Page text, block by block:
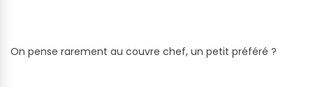
On pense rarement au couvre chef, un petit préféré ?